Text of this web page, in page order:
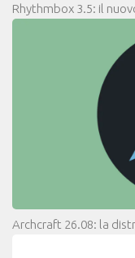
Rhythmbox 3.5: il
Archcraft 26.08: la